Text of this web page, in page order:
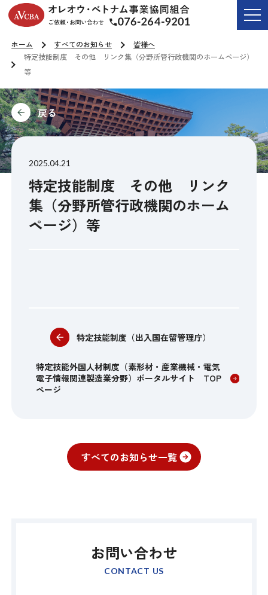
オレオウ・ベトナ
ご依頼・お問い
ホーム すべてのお知らせ 皆様へ
特定技能制度 その他 リンク集（分野所管行政機関のホームページ）
等
2025.04.21
特定技能制度 その他 リンク
集（分野所管行政機関のホーム
ページ）等
特定技能制度（出入国在留管理庁）
特定技能外国人材制度（素形材・産業機械・電気
電子情報関連製造業分野）ポータルサイト TOP
ページ
すべてのお知らせ一覧
お問い合わせ
CONTACT US